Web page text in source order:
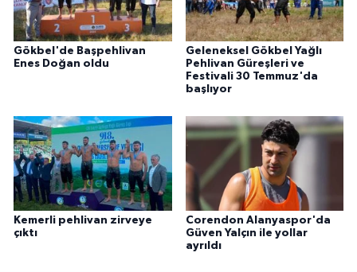
Gökbel'de Başpehlivan
Enes Doğan oldu
Geleneksel Gökbel Yağlı
Pehlivan Güreşleri ve
Festivali 30 Temmuz'da
başlıyor
Kemerli pehlivan zirveye
çıktı
Corendon Alanyaspor'da
Güven Yalçın ile yollar
ayrıldı